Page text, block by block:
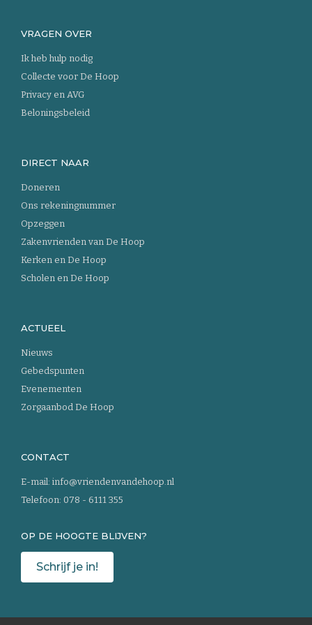
VRAGEN OVER
Ik heb hulp nodig
Collecte voor De Hoop
Privacy en AVG
Beloningsbeleid
DIRECT NAAR
Doneren
Ons rekeningnummer
Opzeggen
Zakenvrienden van De Hoop
Kerken en De Hoop
Scholen en De Hoop
ACTUEEL
Nieuws
Gebedspunten
Evenementen
Zorgaanbod De Hoop
CONTACT
E-mail: info@vriendenvandehoop.nl
Telefoon: 078 - 6111 355
OP DE HOOGTE BLIJVEN?
Schrijf je in!